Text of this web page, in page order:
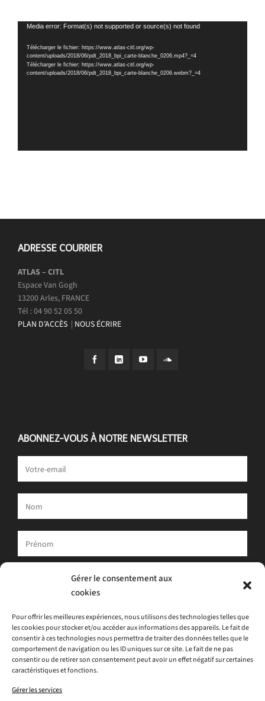
Gérer le consentement aux
cookies
Pour offrir les meilleures expériences, nous utilisons des technologies telles que
les cookies pour stocker et/ou accéder aux informations des appareils. Le fait de
consentir à ces technologies nous permettra de traiter des données telles que le
comportement de navigation ou les ID uniques sur ce site. Le fait de ne pas
consentir ou de retirer son consentement peut avoir un effet négatif sur certaines
caractéristiques et fonctions.
Gérer les services
Lecteur
Media error: Format(s) not supported or source(s) not found
Télécharger le fichier: https://www.atlas-citl.org/wp-
content/uploads/2018/06/pdt_2018_bpi_carte-blanche_0206.mp4?_=4
Télécharger le fichier: https://www.atlas-citl.org/wp-
content/uploads/2018/06/pdt_2018_bpi_carte-blanche_0206.webm?_=4
ADRESSE COURRIER
ATLAS – CITL
Espace Van Gogh
13200 Arles, FRANCE
Tél : 04 90 52 05 50
PLAN D’ACCÈS | NOUS ÉCRIRE
ABONNEZ-VOUS À NOTRE NEWSLETTER
Votre adresse e-mail est uniquement utilisée pour vous envoyer
notre newsletter et des informations sur les activités d'ATLAS.
la newsletter.
J'acceptela politique de confidentialité